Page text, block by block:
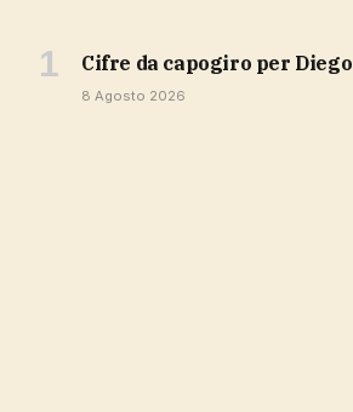
cifre da capogiro per Diego
8 Agosto 2026